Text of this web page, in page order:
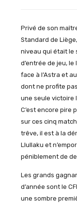
Privé de son
Standard de
niveau qui était le
d’entrée de jeu,
face à l’Astra et
dont ne profite
une seule victoire
C’est encore pire
sur ces cinq
trêve, il est à la
Llullaku et
péniblement de
Les grands
d’année sont le
une sombre